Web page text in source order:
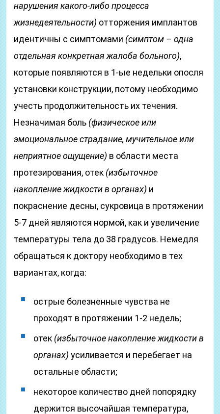
нарушения какого-либо процесса
жизнедеятельности) отторжения имплантов
идентичны с симптомами (симптом – одна
отдельная конкретная жалоба больного),
которые появляются в 1-ые недельки опосля
установки конструкции, потому необходимо
учесть продолжительность их течения.
Незначимая боль (физическое или
эмоциональное страдание, мучительное или
неприятное ощущение) в области места
протезирования, отек (избыточное
накопление жидкости в органах) и
покраснение десны, сукровица в протяжении
5-7 дней являются нормой, как и увеличение
температуры тела до 38 градусов. Немедля
обращаться к доктору необходимо в тех
вариантах, когда:
острые болезненные чувства не
проходят в протяжении 1-2 недель;
отек (избыточное накопление жидкости в
органах) усиливается и перебегает на
остальные области;
некоторое количество дней попорядку
держится высочайшая температура,